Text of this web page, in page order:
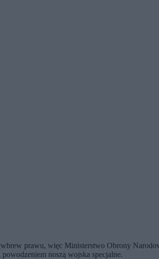
wbrew prawu, więc Ministerstwo Obrony
noszą wojska specjalne.